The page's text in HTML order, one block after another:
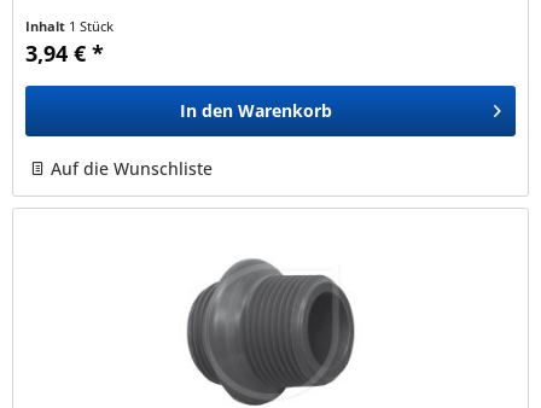
Inhalt 1 Stück
3,94 € *
In den Warenkorb
Auf die Wunschliste